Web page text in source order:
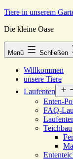
Zum
springen
Tiere in unserem
Die kleine Oase
Menü Schließen
Willkommen
unsere Tiere
Laufenten
Enten-
FAQ-
Teichbau